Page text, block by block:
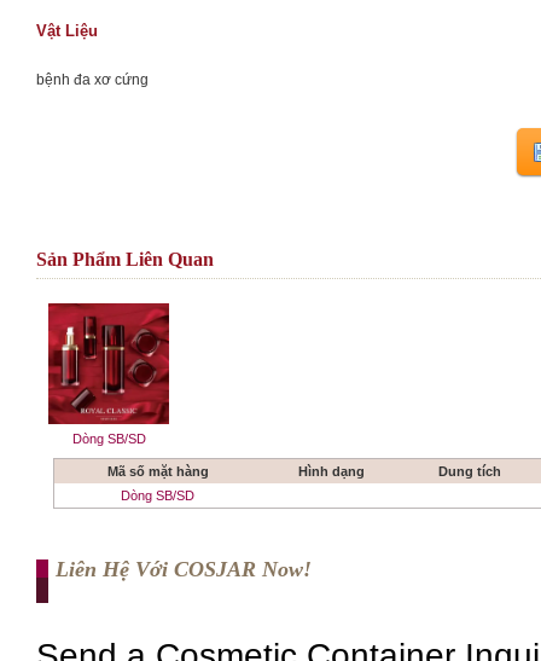
Vật Liệu
bệnh đa xơ cứng
Sản Phẩm Liên Quan
Dòng SB/SD
Mã số mặt hàng Hình dạng
Dung tích
Dòng SB/SD
Liên Hệ Với COSJAR Now!